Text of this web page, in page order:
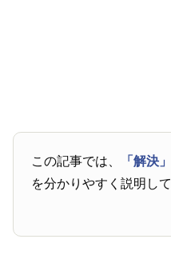
この記事では、 「解決」
を分かりやすく説明し